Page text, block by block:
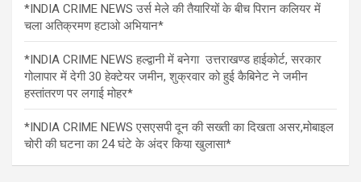
*INDIA CRIME NEWS उर्स मेले की तैयारियों के बीच पिरान कलियर में
चला अतिक्रमण हटाओ अभियान*
*INDIA CRIME NEWS हल्द्वानी में बनेगा उत्तराखण्ड हाईकोर्ट, सरकार
गोलापार में देगी 30 हेक्टेयर जमीन, शुक्रवार को हुई कैबिनेट ने जमीन
हस्तांतरण पर लगाई मोहर*
*INDIA CRIME NEWS एसएसपी दून की सख्ती का दिखता असर,मोबाइल
चोरी की घटना का 24 घंटे के अंदर किया खुलासा*